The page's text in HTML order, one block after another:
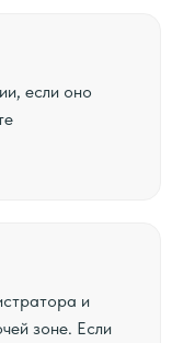
если оно
и
зоне. Если